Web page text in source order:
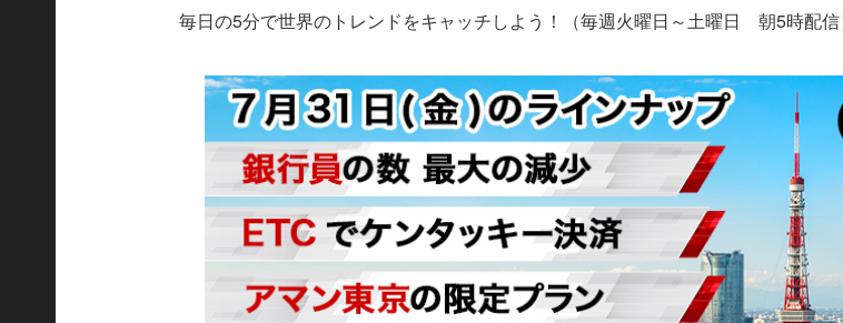
毎日の5分で世界のトレンドをキャッチしよう！（毎週火曜日～土曜日 朝5時配信